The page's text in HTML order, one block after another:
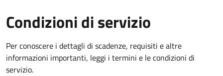
Condizioni di servizio
Per conoscere i dettagli di scadenze, requisiti e altre
informazioni importanti, leggi i termini e le condizioni di
servizio.